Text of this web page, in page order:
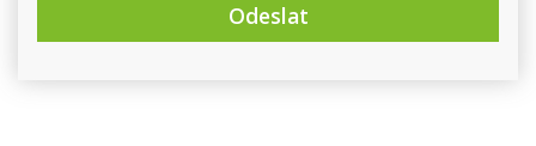
Odeslat